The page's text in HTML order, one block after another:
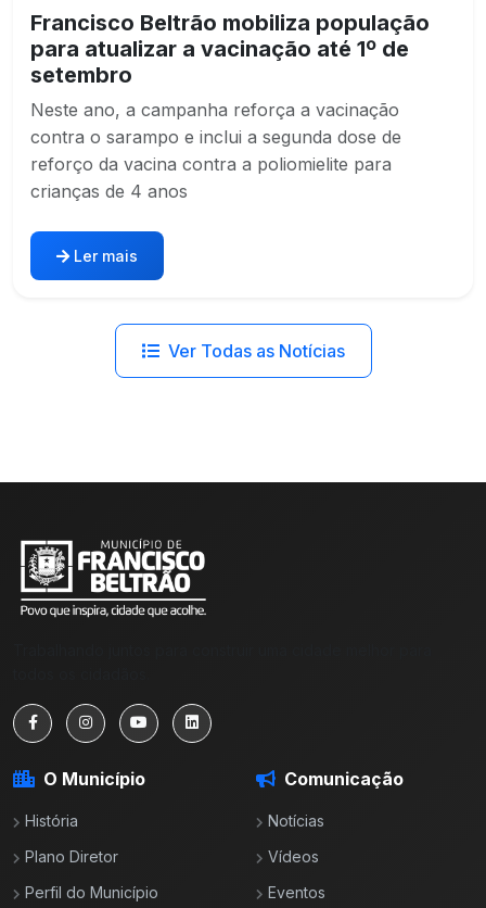
Francisco Beltrão mobiliza população
para atualizar a vacinação até 1º de
setembro
Neste ano, a campanha reforça a vacinação
contra o sarampo e inclui a segunda dose de
reforço da vacina contra a poliomielite para
crianças de 4 anos
Ler mais
Ver Todas as Notícias
O Município
História
Plano Diretor
Perfil do Município
Comunicação
Notícias
Vídeos
Eventos